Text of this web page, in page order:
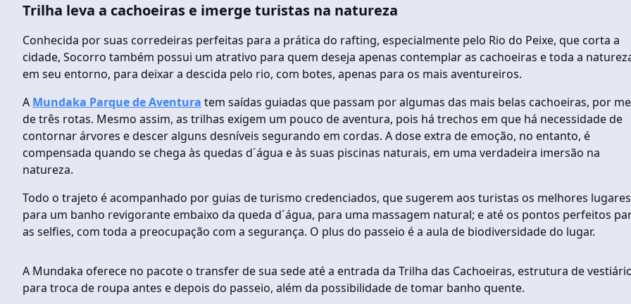
Trilha leva a cachoeiras e imerge turistas na natureza
Conhecida por suas corredeiras perfeitas para a prática do rafting, especialmente pelo Rio do Peixe, que corta a
cidade, Socorro também possui um atrativo para quem deseja apenas contemplar as cachoeiras e toda a
em seu entorno, para deixar a descida pelo rio, com botes, apenas para os mais aventureiros.
A Mundaka Parque de Aventura tem saídas guiadas que passam por algumas das mais belas cachoeiras, por
de três rotas. Mesmo assim, as trilhas exigem um pouco de aventura, pois há trechos em que há necessidade de
contornar árvores e descer alguns desníveis segurando em cordas. A dose extra de emoção, no entanto, é
compensada quando se chega às quedas d´água e às suas piscinas naturais, em uma verdadeira imersão na
natureza.
Todo o trajeto é acompanhado por guias de turismo credenciados, que sugerem aos turistas os melhores lugares
para um banho revigorante embaixo da queda d´água, para uma massagem natural; e até os pontos perfeitos
as selfies, com toda a preocupação com a segurança. O plus do passeio é a aula de biodiversidade do lugar.
A Mundaka oferece no pacote o transfer de sua sede até a entrada da Trilha das Cachoeiras, estrutura de
para troca de roupa antes e depois do passeio, além da possibilidade de tomar banho quente.